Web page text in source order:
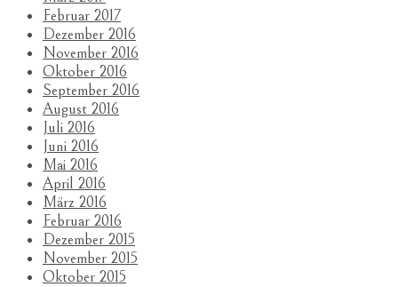
Februar 2017
Dezember 2016
November 2016
Oktober 2016
September 2016
August 2016
Juli 2016
Juni 2016
Mai 2016
April 2016
März 2016
Februar 2016
Dezember 2015
November 2015
Oktober 2015